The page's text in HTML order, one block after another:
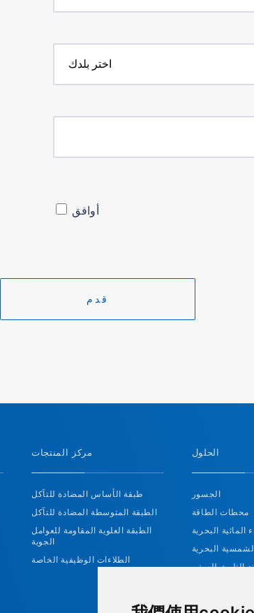
أوافق
قدم
مركز المنتجات
طبقة الأساس المضادة للتآكل
الطبقة المتوسطة المضادة للتآكل
الطبقة العلوية المقاومة للعوامل
الجوية
الطلاءات الوظيفية الخاصة
الحلول
الجسور
محطات الطاقة
المائية البحرية
البحرية
التلوث للسفن